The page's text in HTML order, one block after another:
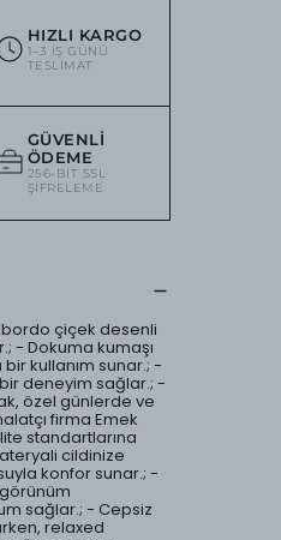
HIZLI KARGO
1–3 IŞ GÜNÜ
TESLIMAT
GÜVENLI
ÖDEME
256-BIT SSL
ŞIFRELEME
bordo çiçek desenli
- Dokuma kumaşı
kullanım sunar.; -
bir deneyim sağlar.; -
özel günlerde ve
firma Emek
standartlarına
cildinize
konfor sunar.; -
sağlar.; - Cepsiz
relaxed